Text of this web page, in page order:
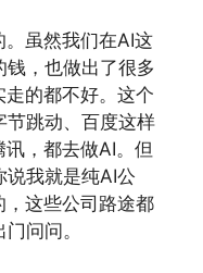
虽然我们在AI这
，也做出了很多
的都不好。这个
节跳动、百度这样
，都去做AI。但
说我就是纯AI公
这些公司路途都
问问。